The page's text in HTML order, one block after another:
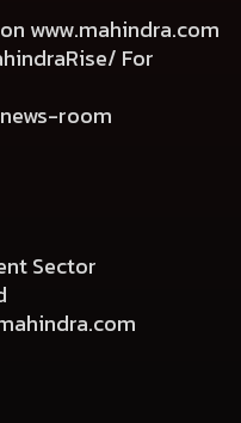
www.mahindra.com
For
room
Sector